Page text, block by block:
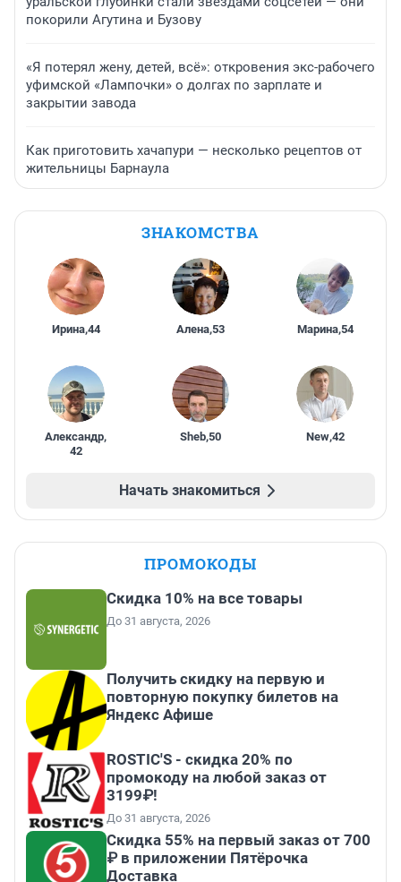
покорили Агутина и Бузову
«Я потерял жену, детей, всё»: откровения экс-рабочего
уфимской «Лампочки» о долгах по зарплате и
закрытии завода
Как приготовить хачапури — несколько рецептов от
жительницы Барнаула
ЗНАКОМСТВА
Ирина,44 Алена,53 Марина,54
Александр,
42
Sheb,50 New,42
Начать знакомиться
ПРОМОКОДЫ
Скидка 10% на все товары
До 31 августа, 2026
Получить скидку на первую и
повторную покупку билетов на
Яндекс Афише
ROSTIC'S - скидка 20% по
промокоду на любой заказ от
3199₽!
До 31 августа, 2026
Скидка 55% на первый заказ от 700
₽ в приложении Пятёрочка
Доставка